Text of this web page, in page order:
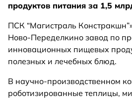
продуктов питания за 1,5
ПСК “Магистраль
Ново-Переделкино завод по
инновационных пищевых
полезных и лечебных блюд.
В научно-производственном
роботизированные теплицы,